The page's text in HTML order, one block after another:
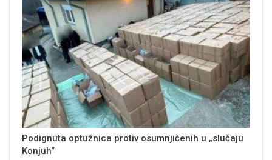
Podignuta optužnica protiv osumnjičenih u „slučaju
Konjuh“